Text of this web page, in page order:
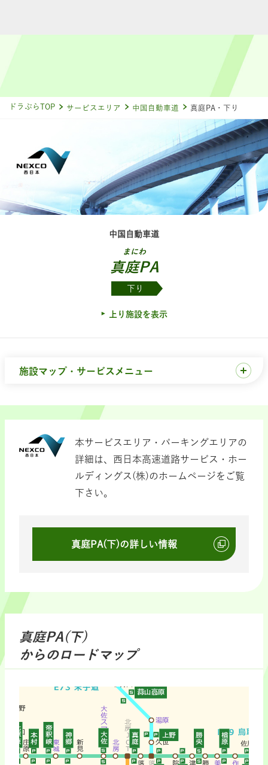
ドラぷらTOP サービスエリア 中国自動車道 真庭PA・下り
中国自動車道
まにわ
真庭PA
下り
上り施設を表示
施設マップ・サービスメニュー
本サービスエリア・パーキングエリアの
詳細は、西日本高速道路サービス・ホー
ルディングス(株)のホームページをご覧
下さい。
真庭PA(下)の詳しい情報
真庭PA(下)
からのロードマップ